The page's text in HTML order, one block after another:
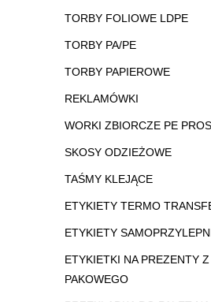
TORBY FOLIOWE LDPE
TORBY PA/PE
TORBY PAPIEROWE
REKLAMÓWKI
WORKI ZBIORCZE PE
SKOSY ODZIEŻOWE
TAŚMY KLEJĄCE
ETYKIETY TERMO
ETYKIETY
ETYKIETKI NA PREZENTY
PAKOWEGO